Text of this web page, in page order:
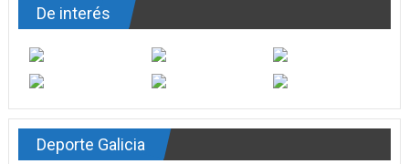
De interés
Deporte Galicia